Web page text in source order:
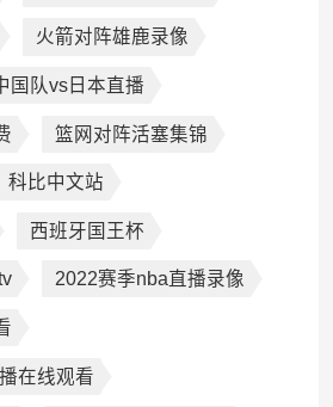
火箭对阵雄鹿录像
国队vs日本直播
篮网对阵活塞集锦
科比中文站
西班牙国王杯
2022赛季nba直播录像
在线观看